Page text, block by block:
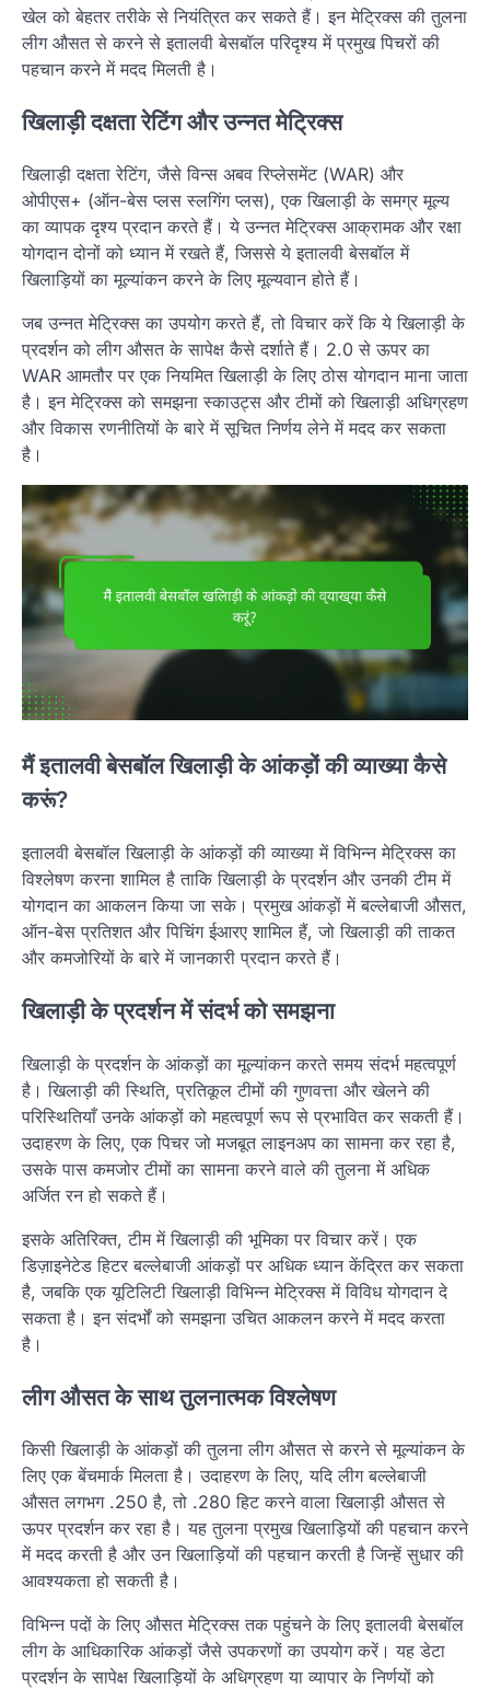
खेल को बेहतर तरीके से नियंत्रित कर सकते हैं। इन मेट्रिक्स की तुलना
लीग औसत से करने से इतालवी बेसबॉल परिदृश्य में प्रमुख पिचरों की
पहचान करने में मदद मिलती है।
खिलाड़ी दक्षता रेटिंग और उन्नत मेट्रिक्स
खिलाड़ी दक्षता रेटिंग, जैसे विन्स अबव रिप्लेसमेंट (WAR) और
ओपीएस+ (ऑन-बेस प्लस स्लगिंग प्लस), एक खिलाड़ी के समग्र मूल्य
का व्यापक दृश्य प्रदान करते हैं। ये उन्नत मेट्रिक्स आक्रामक और रक्षा
योगदान दोनों को ध्यान में रखते हैं, जिससे ये इतालवी बेसबॉल में
खिलाड़ियों का मूल्यांकन करने के लिए मूल्यवान होते हैं।
जब उन्नत मेट्रिक्स का उपयोग करते हैं, तो विचार करें कि ये खिलाड़ी के
प्रदर्शन को लीग औसत के सापेक्ष कैसे दर्शाते हैं। 2.0 से ऊपर का
WAR आमतौर पर एक नियमित खिलाड़ी के लिए ठोस योगदान माना जाता
है। इन मेट्रिक्स को समझना स्काउट्स और टीमों को खिलाड़ी अधिग्रहण
और विकास रणनीतियों के बारे में सूचित निर्णय लेने में मदद कर सकता
है।
मैं इतालवी बेसबॉल खिलाड़ी के आंकड़ों की व्याख्या कैसे
करूं?
इतालवी बेसबॉल खिलाड़ी के आंकड़ों की व्याख्या में विभिन्न मेट्रिक्स का
विश्लेषण करना शामिल है ताकि खिलाड़ी के प्रदर्शन और उनकी टीम में
योगदान का आकलन किया जा सके। प्रमुख आंकड़ों में बल्लेबाजी औसत,
ऑन-बेस प्रतिशत और पिचिंग ईआरए शामिल हैं, जो खिलाड़ी की ताकत
और कमजोरियों के बारे में जानकारी प्रदान करते हैं।
खिलाड़ी के प्रदर्शन में संदर्भ को समझना
खिलाड़ी के प्रदर्शन के आंकड़ों का मूल्यांकन करते समय संदर्भ महत्वपूर्ण
है। खिलाड़ी की स्थिति, प्रतिकूल टीमों की गुणवत्ता और खेलने की
परिस्थितियाँ उनके आंकड़ों को महत्वपूर्ण रूप से प्रभावित कर सकती हैं।
उदाहरण के लिए, एक पिचर जो मजबूत लाइनअप का सामना कर रहा है,
उसके पास कमजोर टीमों का सामना करने वाले की तुलना में अधिक
अर्जित रन हो सकते हैं।
इसके अतिरिक्त, टीम में खिलाड़ी की भूमिका पर विचार करें। एक
डिज़ाइनेटेड हिटर बल्लेबाजी आंकड़ों पर अधिक ध्यान केंद्रित कर सकता
है, जबकि एक यूटिलिटी खिलाड़ी विभिन्न मेट्रिक्स में विविध योगदान दे
सकता है। इन संदर्भों को समझना उचित आकलन करने में मदद करता
है।
लीग औसत के साथ तुलनात्मक विश्लेषण
किसी खिलाड़ी के आंकड़ों की तुलना लीग औसत से करने से मूल्यांकन के
लिए एक बेंचमार्क मिलता है। उदाहरण के लिए, यदि लीग बल्लेबाजी
औसत लगभग .250 है, तो .280 हिट करने वाला खिलाड़ी औसत से
ऊपर प्रदर्शन कर रहा है। यह तुलना प्रमुख खिलाड़ियों की पहचान करने
में मदद करती है और उन खिलाड़ियों की पहचान करती है जिन्हें सुधार की
आवश्यकता हो सकती है।
विभिन्न पदों के लिए औसत मेट्रिक्स तक पहुंचने के लिए इतालवी बेसबॉल
लीग के आधिकारिक आंकड़ों जैसे उपकरणों का उपयोग करें। यह डेटा
प्रदर्शन के सापेक्ष खिलाड़ियों के अधिग्रहण या व्यापार के निर्णयों को